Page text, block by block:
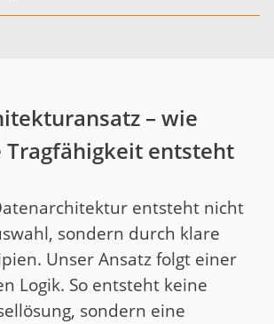
– wie
Tragfähigkeit entsteht
entsteht nicht
sondern durch klare
Unser Ansatz folgt einer
Logik. So entsteht keine
sondern eine